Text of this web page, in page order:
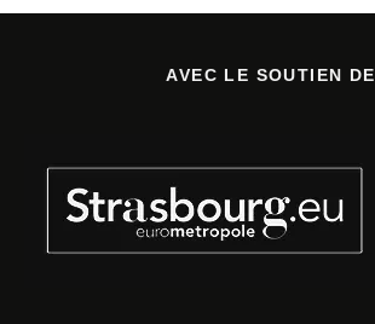
AVEC LE SOUTIEN DE